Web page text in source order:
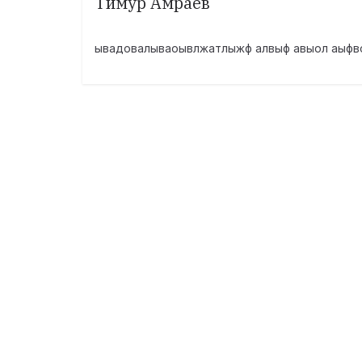
ывадовалываоывлжатлыжф алвыф авыол